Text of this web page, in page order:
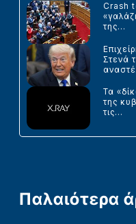
Crash
της...
Στενά
Τα
της
τις...
Παλαιότερα